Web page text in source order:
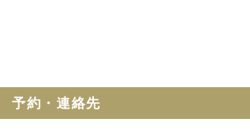
予約・連絡先